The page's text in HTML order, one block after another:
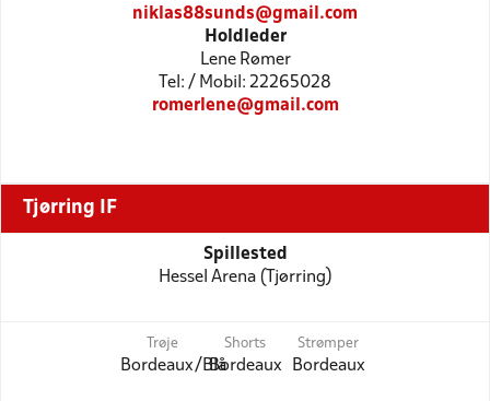
niklas88sunds@gmail.com
Holdleder
Lene Rømer
Tel: / Mobil: 22265028
romerlene@gmail.com
Tjørring IF
Spillested
Hessel Arena (Tjørring)
Trøje
Bordeaux/Blå
Shorts
Bordeaux
Strømper
Bordeaux